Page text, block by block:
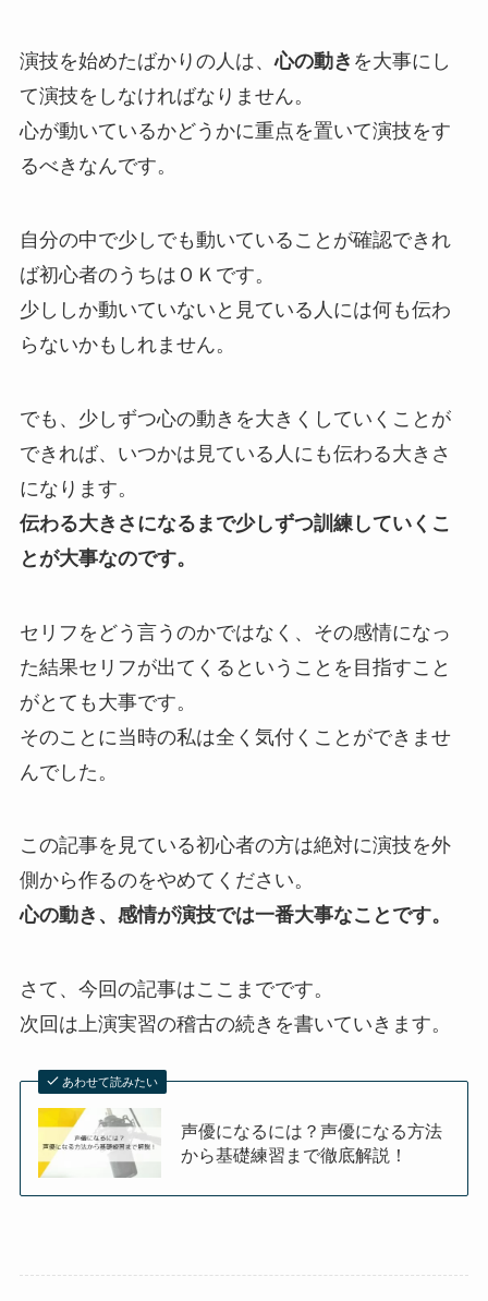
演技を始めたばかりの人は、心の動き を大事にし
て演技をしなければなりません。
心が動いているかどうかに重点を置いて演技をす
るべきなんです。
自分の中で少しでも動いていることが確認できれ
ば初心者のうちはＯＫです。
少ししか動いていないと見ている人には何も伝わ
らないかもしれません。
でも、少しずつ心の動きを大きくしていくことが
できれば、いつかは見ている人にも伝わる大きさ
になります。
伝わる大きさになるまで少しずつ訓練していくこ
とが大事なのです。
セリフをどう言うのかではなく、その感情になっ
た結果セリフが出てくるということを目指すこと
がとても大事です。
そのことに当時の私は全く気付くことができませ
んでした。
この記事を見ている初心者の方は絶対に演技を外
側から作るのをやめてください。
心の動き、感情が演技では一番大事なことです。
さて、今回の記事はここまでです。
次回は上演実習の稽古の続きを書いていきます。
あわせて読みたい
声優になるには？声優になる方法
から基礎練習まで徹底解説！